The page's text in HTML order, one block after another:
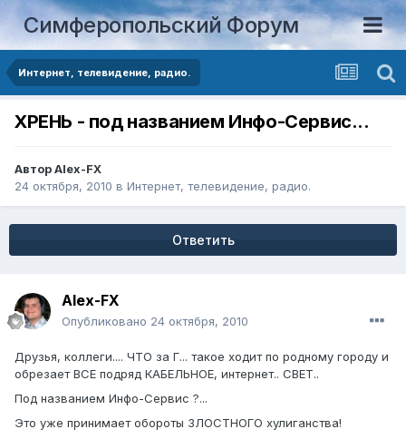
Симферопольский Форум
Интернет, телевидение, радио.
ХРЕНЬ - под названием Инфо-Сервис...
АвторAlex-FX
24 октября, 2010 в Интернет, телевидение, радио.
Ответить
Alex-FX
Опубликовано 24 октября, 2010
Друзья, коллеги.... ЧТО за Г... такое ходит по родному городу и
обрезает ВСЕ подряд КАБЕЛЬНОЕ, интернет.. СВЕТ..
Под названием Инфо-Сервис ?...
Это уже принимает обороты ЗЛОСТНОГО хулиганства!